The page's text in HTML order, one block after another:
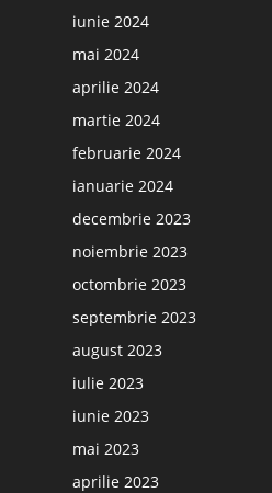
iunie 2024
mai 2024
aprilie 2024
martie 2024
februarie 2024
ianuarie 2024
decembrie 2023
noiembrie 2023
octombrie 2023
septembrie 2023
august 2023
iulie 2023
iunie 2023
mai 2023
aprilie 2023